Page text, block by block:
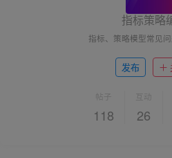
指标策略
指标、策略模型常见
发布
帖子
118
互动
26